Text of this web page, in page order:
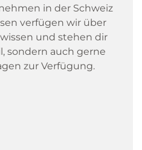
in der Schweiz
verfügen wir über
und stehen dir
sondern auch gerne
zur Verfügung.